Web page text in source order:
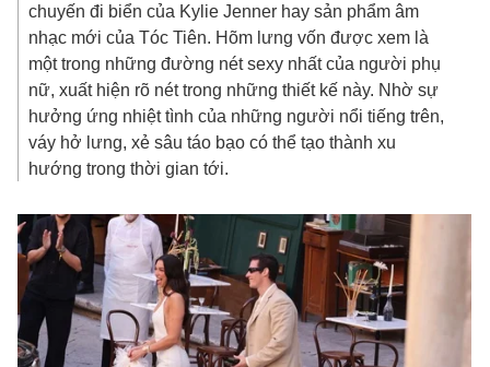
chuyến đi biển của Kylie Jenner hay sản phẩm âm
nhạc mới của Tóc Tiên. Hõm lưng vốn được xem là
một trong những đường nét sexy nhất của người phụ
nữ, xuất hiện rõ nét trong những thiết kế này. Nhờ sự
hưởng ứng nhiệt tình của những người nổi tiếng trên,
váy hở lưng, xẻ sâu táo bạo có thể tạo thành xu
hướng trong thời gian tới.